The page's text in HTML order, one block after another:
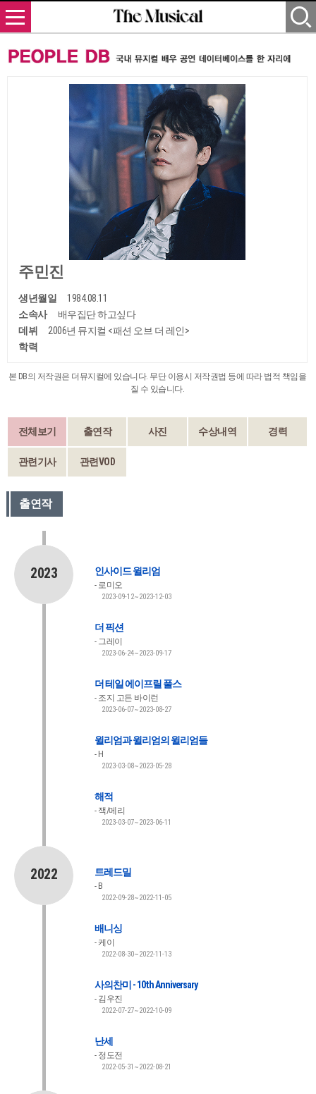
주민진
생년월일
1984.08.11
소속사
배우집단 하고싶다
데뷔
2006년 뮤지컬 <패션 오브 더 레인>
학력
본 DB의 저작권은 더뮤지컬에 있습니다. 무단 이용시 저작권법 등에 따라 법적 책임을
질 수 있습니다.
전체보기 출연작 사진 수상내역 경력
관련기사 관련VOD
출연작
2023 인사이드 윌리엄
로미오
2023-09-12~2023-12-03
더 픽션
그레이
2023-06-24~2023-09-17
더 테일 에이프릴 풀스
조지 고든 바이런
2023-06-07~2023-08-27
윌리엄과 윌리엄의 윌리엄들
H
2023-03-08~2023-05-28
해적
잭/메리
2023-03-07~2023-06-11
2022 트레드밀
B
2022-09-28~2022-11-05
배니싱
케이
2022-08-30~2022-11-13
사의찬미 - 10th Anniversary
김우진
2022-07-27~2022-10-09
난세
정도전
2022-05-31~2022-08-21